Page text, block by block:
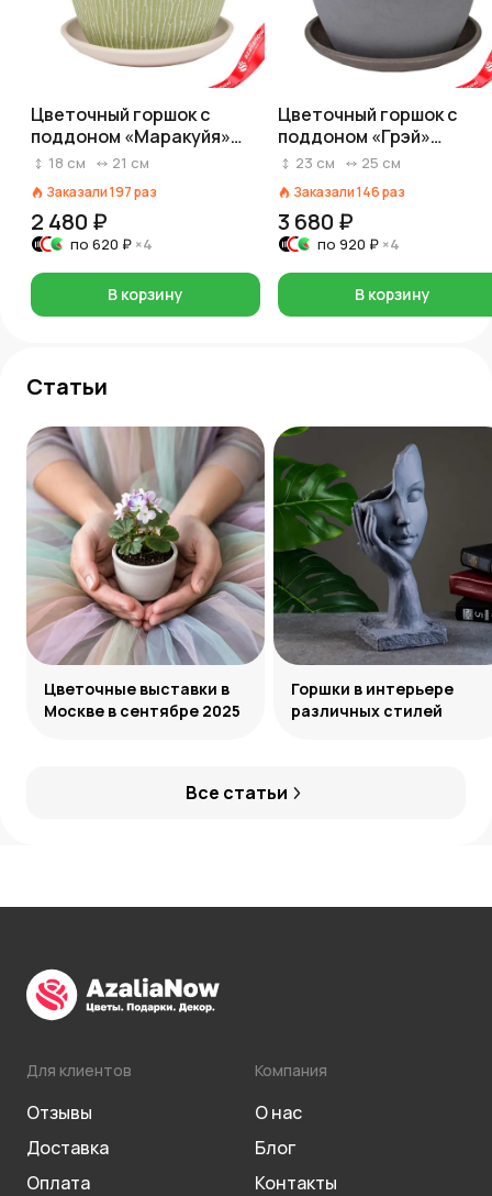
Цветочный горшок с
поддоном «Маракуйя»
(бетон), D21xH18см, 4л,
18 см 21 см
Заказали197раз
2 480 ₽
по 620 ₽ ×4
В корзину
Цветочный горшок с
поддоном «Грэй»
(бетон), D25xH23,5см,
23 см 25 см
Заказали146раз
3 680 ₽
по 920 ₽ ×4
В корзину
Статьи
Все статьи
Цветочные выставки в
Москве в сентябре 2025
Горшки в интерьере
различных стилей
Для клиентов
Отзывы
Доставка
Оплата
Компания
О нас
Блог
Контакты